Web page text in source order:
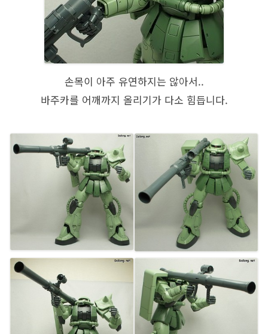
손목이 아주 유연하지는 않아서..
바주카를 어깨까지 올리기가 다소 힘듭니다.